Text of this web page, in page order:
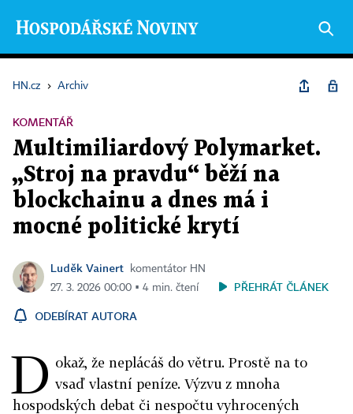
HN.cz › Archiv
KOMENTÁŘ
Multimiliardový Polymarket.
„Stroj na pravdu“ běží na
blockchainu a dnes má i
mocné politické krytí
Luděk Vainert
komentátor HN
27. 3. 2026 00:00 ▪ 4 min. čtení
PŘEHRÁT ČLÁNEK
ODEBÍRAT AUTORA
D okaž, že neplácáš do větru. Prostě na to
vsaď vlastní peníze. Výzvu z mnoha
hospodských debat či nespočtu vyhrocených